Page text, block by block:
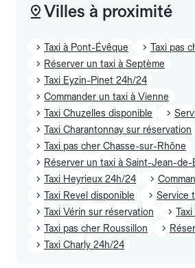
Villes à proximité
Taxi à Pont-Évêque
Taxi pas
Réserver un taxi à Septème
Taxi Eyzin-Pinet 24h/24
Commander un taxi à Vienne
Taxi Chuzelles disponible
Taxi Charantonnay sur réservation
Taxi pas cher Chasse-sur-Rhône
Réserver un taxi à Saint-Jean-de-
Taxi Heyrieux 24h/24
Taxi Revel disponible
Service
Taxi Vérin sur réservation
Taxi pas cher Roussillon
Taxi Charly 24h/24